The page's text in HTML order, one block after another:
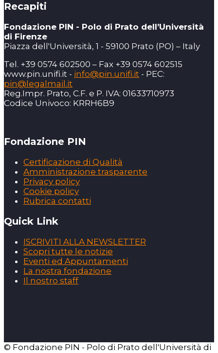
Recapiti
Fondazione PIN - Polo di Prato dell’Università
di Firenze
Piazza dell'Università, 1 - 59100 Prato (PO) – Italy
Tel. +39 0574 602500 – Fax +39 0574 602515
www.pin.unifi.it - info@pin.unifi.it - PEC:
pin@legalmail.it
Reg.Impr. Prato, C.F. e P. IVA: 01633710973
Codice Univoco: KRRH6B9
Fondazione PIN
Certificazione di Qualità
Amministrazione trasparente
Privacy policy
Cookie policy
Rubrica contatti
Quick Link
ISCRIVITI ALLA NEWSLETTER
Scopri tutte le notizie
Eventi ed Appuntamenti
La nostra fondazione
Il nostro staff
© Fondazione PIN - Polo di Prato dell'Università di